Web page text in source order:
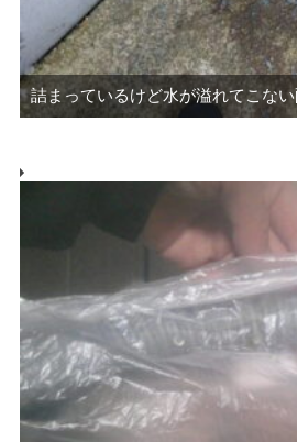
詰まっているけど水が溢れてこな